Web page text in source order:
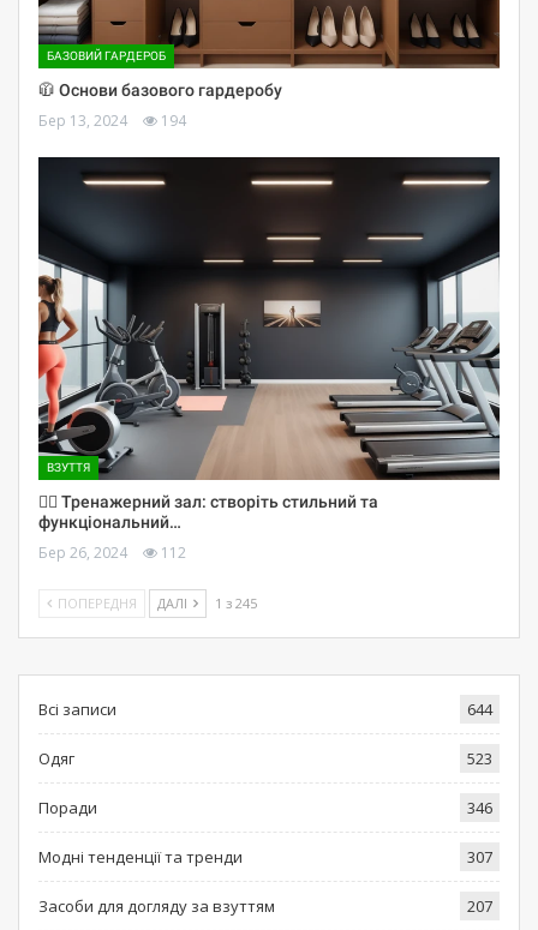
БАЗОВИЙ ГАРДЕРОБ
🧥 Основи базового гардеробу
Бер 13, 2024 194
ВЗУТТЯ
🏋️‍♀️ Тренажерний зал: створіть стильний та
функціональний…
Бер 26, 2024 112
ПОПЕРЕДНЯ ДАЛІ 1 з 245
Всі записи 644
Одяг 523
Поради 346
Модні тенденції та тренди 307
Засоби для догляду за взуттям 207